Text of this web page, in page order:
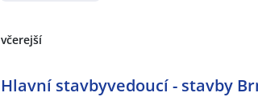
včerejší
Hlavní stavbyvedoucí - stavby